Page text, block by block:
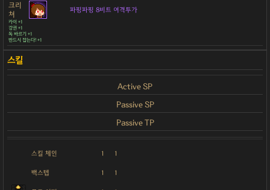
크리
쳐
파핑파핑 8비트 여격투가
카이 +1
강권 +1
독 바르기 +1
반드시 잡는다! +1
Active SP
Passive SP
Passive TP
스킬 체인 1 1
백스텝 1 1